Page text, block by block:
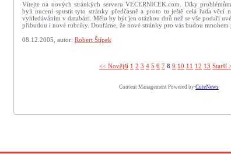
Vítejte na nových stránkých serveru VECERNICEK.com. Díky
byli nuceni spustit tyto stránky předčasně a proto tu ještě celá řada věcí
vyhledáváním v databázi. Mělo by být jen otázkou dnů než se vše podaří
přibudou i nové rubriky. Doufáme, že nové stránky pro vás budou mnohem
08.12.2005, autor: Robert Štípek
<< Novější­ 1 2 3 4 5 6 7 8 9 10 11 12 13 Starší
Content Management Powered by CuteNews